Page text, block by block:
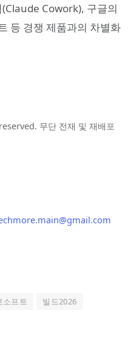
Cowork), 구글의
등 경쟁 제품과의 차별화
무단 전재 및 재배포
소프트
빌드2026